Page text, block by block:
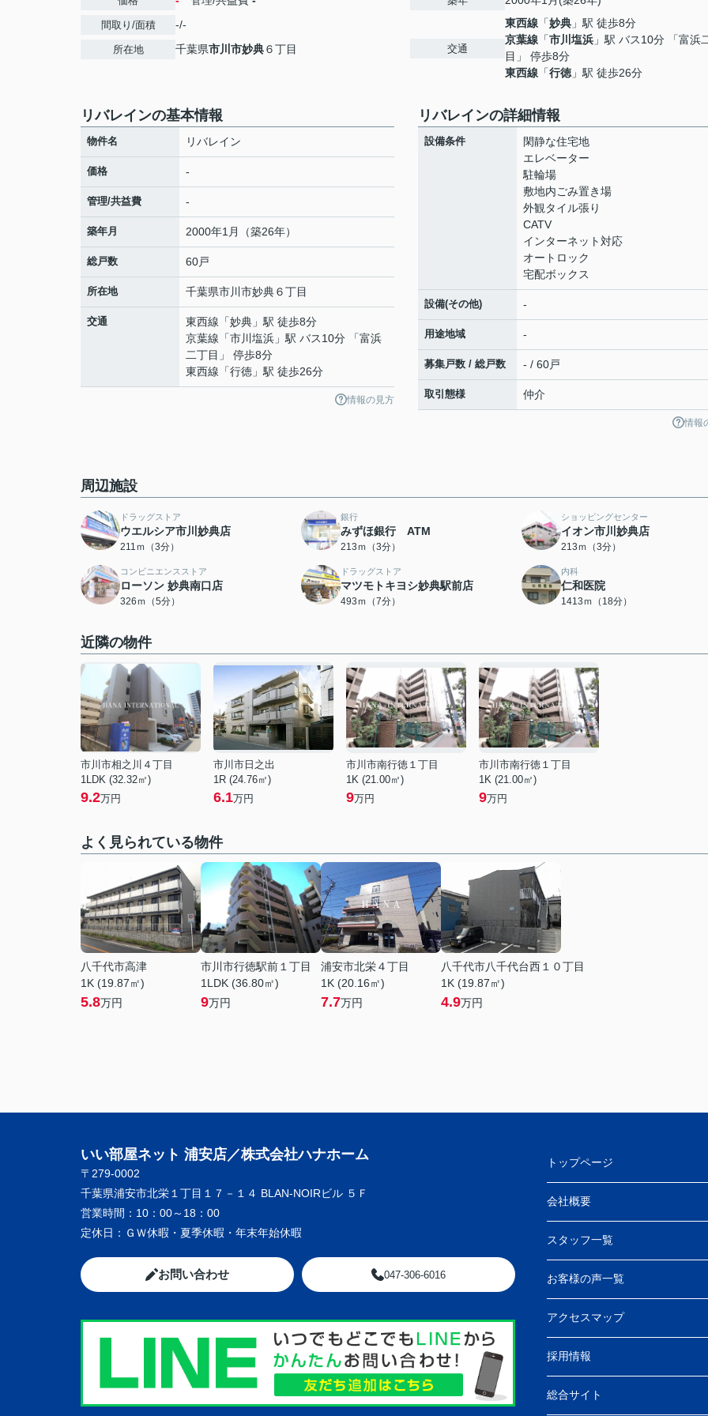
間取り/面積 -/-
所在地 千葉県市川市妙典６丁目 交通
東西線 「妙典 」駅 徒歩8分
京葉線 「市川塩浜 」駅 バス10分 「富浜
目」 停歩8分
東西線 「行徳 」駅 徒歩26分
リバレインの基本情報
物件名 リバレイン
価格 -
管理/共益費 -
築年月 2000年1月（築26年）
総戸数 60戸
所在地 千葉県市川市妙典６丁目
交通 東西線 「妙典 」駅 徒歩8分
京葉線 「市川塩浜 」駅 バス10分 「富浜
二丁目」 停歩8分
東西線 「行徳 」駅 徒歩26分
情報の見方
リバレインの詳細情報
設備条件
閑静な住宅地
エレベーター
駐輪場
敷地内ごみ置き場
外観タイル張り
CATV
インターネット対応
オートロック
宅配ボックス
設備(その他) -
用途地域 -
募集戸数 / 総戸数 - / 60戸
取引態様 仲介
情報
周辺施設
ドラッグストア
ウエルシア市川妙典店
211ｍ（3分）
銀行
みずほ銀行 ATM
213ｍ（3分）
ショッピングセンター
イオン市川妙典店
213ｍ（3分）
コンビニエンスストア
ローソン 妙典南口店
326ｍ（5分）
ドラッグストア
マツモトキヨシ妙典駅前店
493ｍ（7分）
内科
仁和医院
1413ｍ（18分）
近隣の物件
市川市相之川４丁目
1LDK (32.32㎡)
9.2万円
市川市日之出
1R (24.76㎡)
6.1万円
市川市南行徳１丁目
1K (21.00㎡)
9万円
市川市南行徳１丁目
1K (21.00㎡)
9万円
よく見られている物件
八千代市高津
1K (19.87㎡)
5.8万円
市川市行徳駅前１丁目
1LDK (36.80㎡)
9万円
浦安市北栄４丁目
1K (20.16㎡)
7.7万円
八千代市八千代台西１０丁目
1K (19.87㎡)
4.9万円
いい部屋ネット 浦安店／株式会社ハナホーム
〒279-0002
千葉県浦安市北栄１丁目１７－１４ BLAN-NOIRビル ５Ｆ
営業時間： 10：00～18：00
定休日： ＧＷ休暇・夏季休暇・年末年始休暇
お問い合わせ 047-306-6016
トップページ
会社概要
スタッフ一覧
お客様の声一覧
アクセスマップ
採用情報
総合サイト